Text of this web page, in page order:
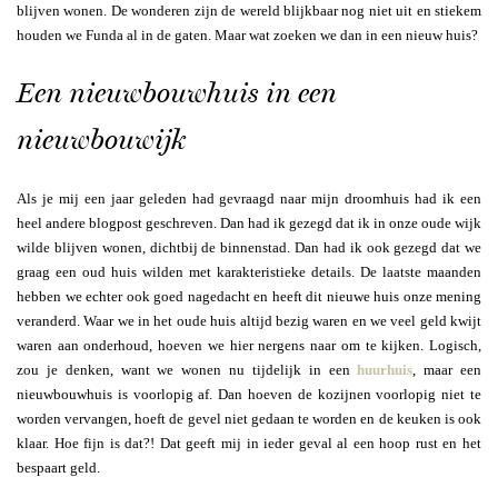
blijven wonen. De wonderen zijn de wereld blijkbaar nog niet uit en stiekem
houden we Funda al in de gaten. Maar wat zoeken we dan in een nieuw huis?
Een nieuwbouwhuis in een
nieuwbouwijk
Als je mij een jaar geleden had gevraagd naar mijn droomhuis had ik een
heel andere blogpost geschreven. Dan had ik gezegd dat ik in onze oude wijk
wilde blijven wonen, dichtbij de binnenstad. Dan had ik ook gezegd dat we
graag een oud huis wilden met karakteristieke details. De laatste maanden
hebben we echter ook goed nagedacht en heeft dit nieuwe huis onze mening
veranderd. Waar we in het oude huis altijd bezig waren en we veel geld kwijt
waren aan onderhoud, hoeven we hier nergens naar om te kijken. Logisch,
zou je denken, want we wonen nu tijdelijk in eenhuurhuis, maar een
nieuwbouwhuis is voorlopig af. Dan hoeven de kozijnen voorlopig niet te
worden vervangen, hoeft de gevel niet gedaan te worden en de keuken is ook
klaar. Hoe fijn is dat?! Dat geeft mij in ieder geval al een hoop rust en het
bespaart geld.